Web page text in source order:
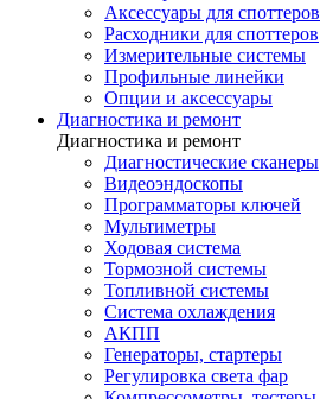
Аксессуары для споттеров
Расходники для споттеров
Измерительные системы
Профильные линейки
Опции и аксессуары
Диагностика и ремонт
Диагностика и ремонт
Диагностические сканеры
Видеоэндоскопы
Программаторы ключей
Мультиметры
Ходовая система
Тормозной системы
Топливной системы
Система охлаждения
АКПП
Генераторы, стартеры
Регулировка света фар